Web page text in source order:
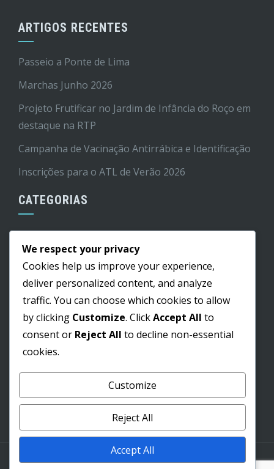
ARTIGOS RECENTES
Passeio a Ponte de Lima
Marchas Junho 2026
Projeto Frutificar no Jardim de Infância do Roço em
destaque na RTP
Campanha de Vacinação Antirrábica e Identificação
Inscrições para o ATL de Verão 2026
CATEGORIAS
Cultura
Educação
Informação
Lazer
Obras
Saúde
Pesquisar
WordPress Theme|Squareby HashThemes
We respect your privacy
Cookies help us improve your experience,
deliver personalized content, and analyze
traffic. You can choose which cookies to allow
by clicking Customize. ClickAccept All to
consent or Reject All to decline non-essential
cookies.
Customize
Reject All
Accept All